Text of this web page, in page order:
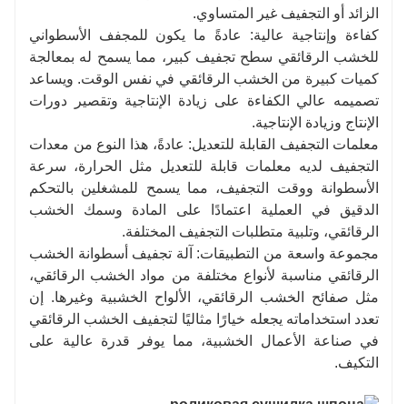
الزائد أو التجفيف غير المتساوي.
كفاءة وإنتاجية عالية: عادةً ما يكون للمجفف الأسطواني
للخشب الرقائقي سطح تجفيف كبير، مما يسمح له بمعالجة
كميات كبيرة من الخشب الرقائقي في نفس الوقت. ويساعد
تصميمه عالي الكفاءة على زيادة الإنتاجية وتقصير دورات
الإنتاج وزيادة الإنتاجية.
معلمات التجفيف القابلة للتعديل: عادةً، هذا النوع من معدات
التجفيف لديه معلمات قابلة للتعديل مثل الحرارة، سرعة
الأسطوانة ووقت التجفيف، مما يسمح للمشغلين بالتحكم
الدقيق في العملية اعتمادًا على المادة وسمك الخشب
الرقائقي، وتلبية متطلبات التجفيف المختلفة.
مجموعة واسعة من التطبيقات: آلة تجفيف أسطوانة الخشب
الرقائقي مناسبة لأنواع مختلفة من مواد الخشب الرقائقي،
مثل صفائح الخشب الرقائقي، الألواح الخشبية وغيرها. إن
تعدد استخداماته يجعله خيارًا مثاليًا لتجفيف الخشب الرقائقي
في صناعة الأعمال الخشبية، مما يوفر قدرة عالية على
التكيف.